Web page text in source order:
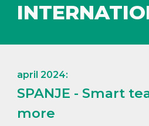
april 2024:
SPANJE - Smart
more